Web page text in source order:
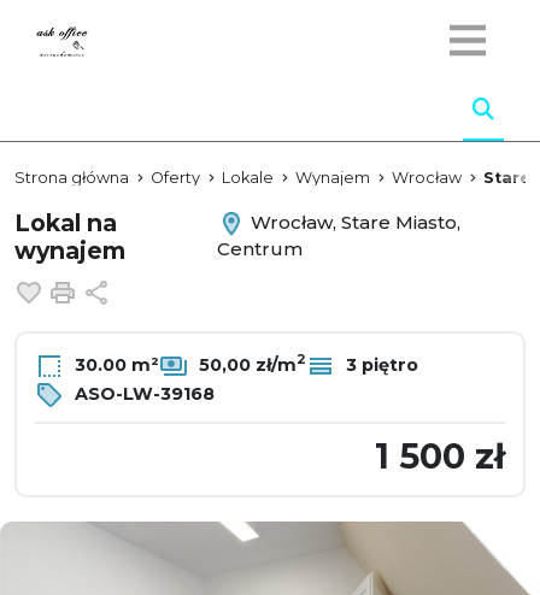
Strona główna Oferty Lokale Wynajem Wrocław Stare
Lokal na
wynajem
Wrocław, Stare Miasto,
Centrum
Dodaj do ulubionych
Drukuj
30.00 m² 50,00 zł/m2
3 piętro
ASO-LW-39168
1 500 zł